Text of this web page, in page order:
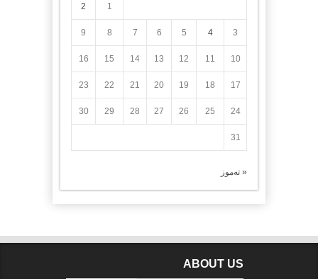
1
2
3
4
5
6
7
8
9
10
11
12
13
14
15
16
17
18
19
20
21
22
23
24
25
26
27
28
29
30
31
« تەموز
ABOUT US